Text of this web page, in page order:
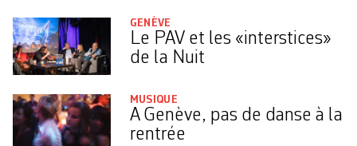
GENÈVE
Le PAV et les «interstices»
de la Nuit
MUSIQUE
A Genève, pas de danse à la
rentrée